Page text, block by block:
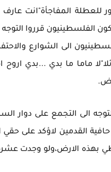
للعطلة المفاجأة"انت
الفلسطينيون قرروا
الى الشوارع
ماما ما بدي ...بدي
الى التجمع على دوار
حافية القدمين لاؤكد على
بهذه الارض،ولو وجدت